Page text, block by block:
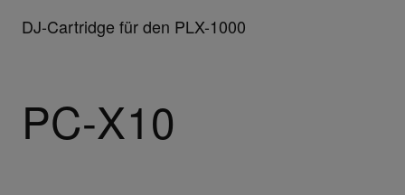
DJ-Cartridge für den PLX-1000
PC-X10